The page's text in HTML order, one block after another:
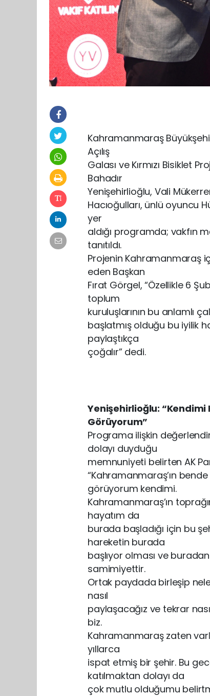
Kahramanmaraş
Açılış
Galası ve Kırmızı Bisiklet
Bahadır
Yenişehirlioğlu, Vali
Hacıoğulları, ünlü oyuncu
yer
aldığı programda; vakfın
tanıtıldı.
Projenin Kahramanmaraş
eden Başkan
Fırat Görgel, “Özellikle 6
toplum
kuruluşlarının bu anlamlı
başlatmış olduğu bu iyilik
paylaştıkça
çoğalır” dedi.
Yenişehirlioğlu:
Görüyorum”
Programa ilişkin
dolayı duyduğu
memnuniyeti belirten AK
“Kahramanmaraş’ın
görüyorum kendimi.
Kahramanmaraş’ın
hayatım da
burada başladığı için bu
hareketin burada
başlıyor olması ve
samimiyettir.
Ortak paydada birleşip
nasıl
paylaşacağız ve tekrar
biz.
Kahramanmaraş zaten
yıllarca
ispat etmiş bir şehir. Bu
katılmaktan dolayı da
çok mutlu olduğumu